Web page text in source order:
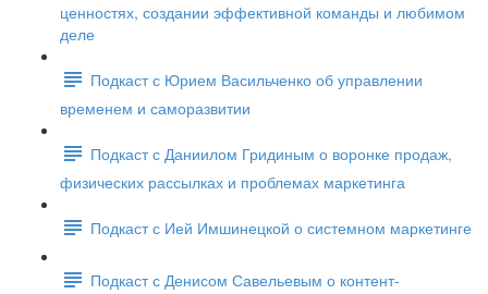
ценностях, создании эффективной команды и любимом
деле
Подкаст с Юрием Васильченко об управлении
временем и саморазвитии
Подкаст с Даниилом Гридиным о воронке продаж,
физических рассылках и проблемах маркетинга
Подкаст с Ией Имшинецкой о системном маркетинге
Подкаст с Денисом Савельевым о контент-